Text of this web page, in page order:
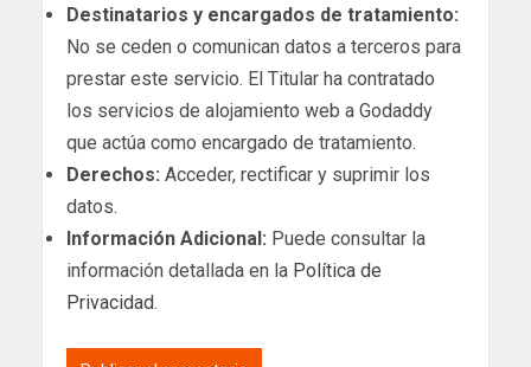
Destinatarios y encargados de tratamiento:
No se ceden o comunican datos a terceros para
prestar este servicio. El Titular ha contratado
los servicios de alojamiento web a Godaddy
que actúa como encargado de tratamiento.
Derechos: Acceder, rectificar y suprimir los
datos.
Información Adicional: Puede consultar la
información detallada en la Política de
Privacidad.